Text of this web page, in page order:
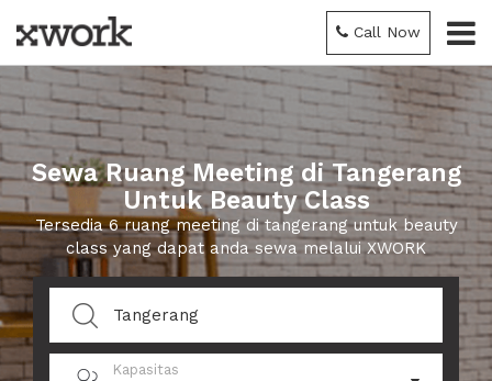
Call Now
Sewa Ruang Meeting di Tangerang
Untuk Beauty Class
Tersedia 6 ruang meeting di tangerang untuk beauty
class yang dapat anda sewa melalui XWORK
Kapasitas